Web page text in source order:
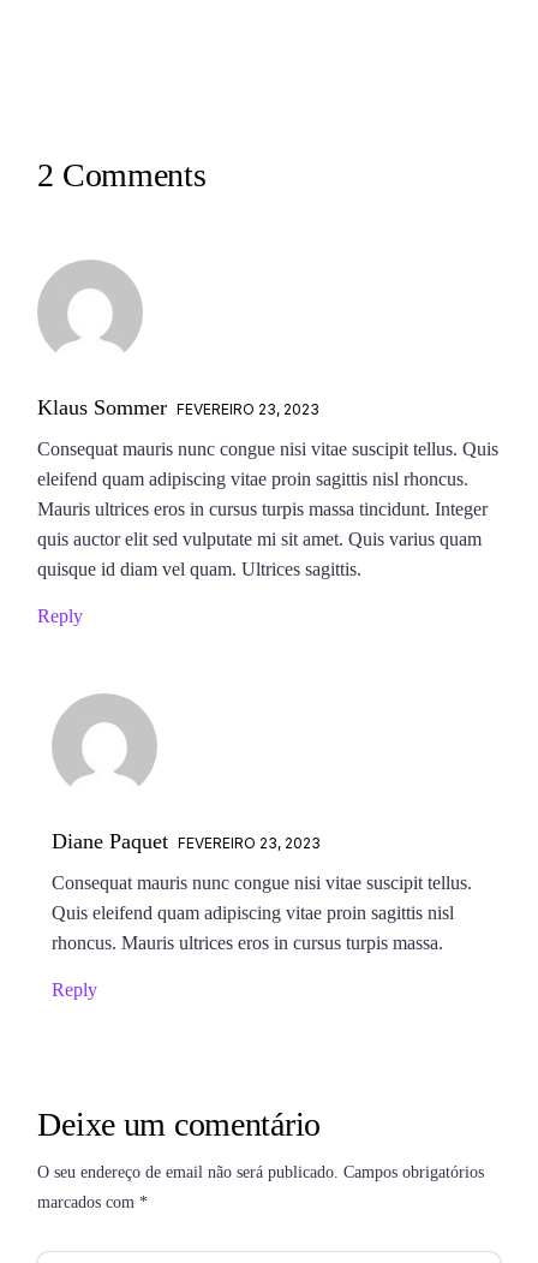
2 Comments
Klaus Sommer FEVEREIRO 23, 2023
Consequat mauris nunc congue nisi vitae suscipit tellus. Quis
eleifend quam adipiscing vitae proin sagittis nisl rhoncus.
Mauris ultrices eros in cursus turpis massa tincidunt. Integer
quis auctor elit sed vulputate mi sit amet. Quis varius quam
quisque id diam vel quam. Ultrices sagittis.
Reply
Diane Paquet FEVEREIRO 23, 2023
Consequat mauris nunc congue nisi vitae suscipit tellus.
Quis eleifend quam adipiscing vitae proin sagittis nisl
rhoncus. Mauris ultrices eros in cursus turpis massa.
Reply
Deixe um comentário
O seu endereço de email não será publicado. Campos obrigatórios
marcados com*